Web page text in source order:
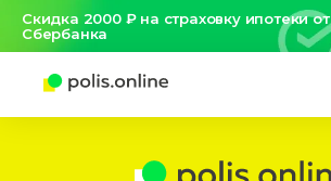
Скидка 2000 ₽ на страховку ипотеки от
Сбербанка